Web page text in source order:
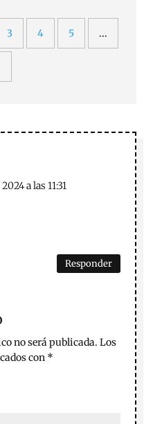
3 4 5 ...
a las 11:31
Responder
no será publicada. Los
con *